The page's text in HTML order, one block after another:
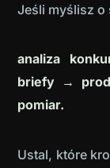
Jeśli myślisz o
analiza
briefy →
pomiar.
Ustal, które